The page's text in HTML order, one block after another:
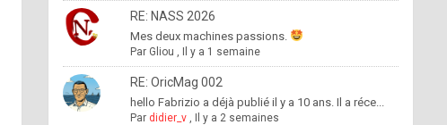
RE: NASS 2026
Mes deux machines passions.
Par Gliou , Il y a 1 semaine
RE: OricMag 002
hello Fabrizio a déjà publié il y a 10 ans. Il a réce...
Par didier_v, Il y a 2 semaines